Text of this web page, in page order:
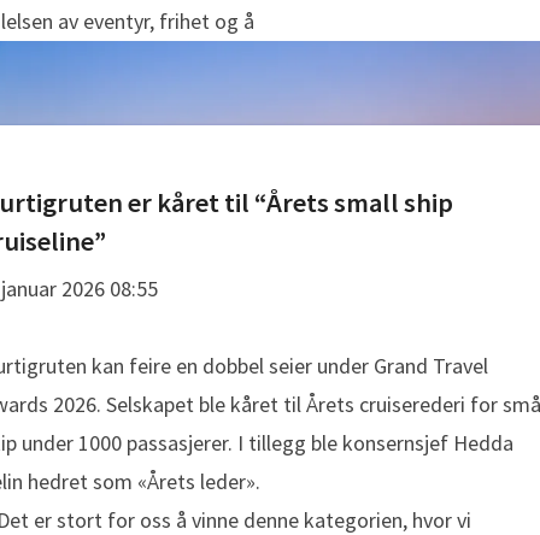
av eventyr, frihet og å
er kåret til “Årets small ship
2026 08:55
kan feire en dobbel seier under Grand Travel
2026. Selskapet ble kåret til Årets cruiserederi for små
under 1000 passasjerer. I tillegg ble konsernsjef Hedda
hedret som «Årets leder».
er stort for oss å vinne denne kategorien, hvor vi